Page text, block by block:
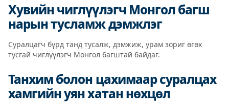
Хувийн чиглүүлэгч Монгол багш
нарын тусламж дэмжлэг
Суралцагч бүрд танд тусалж, дэмжиж, урам зориг өгөх
тусгай чиглүүлэгч Монгол багштай байдаг.
Танхим болон цахимаар суралцах
хамгийн уян хатан нөхцөл